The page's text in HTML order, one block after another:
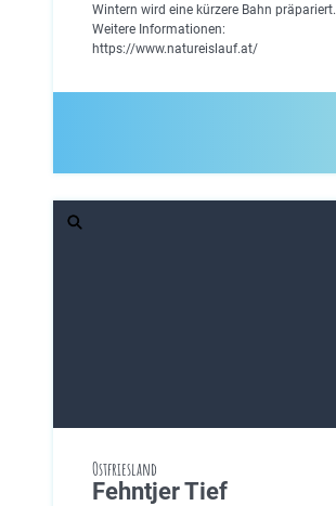
Wintern wird eine kürzere Bahn präpariert.
Weitere Informationen:
https://www.natureislauf.at/
Ostfriesland
Fehntjer Tief